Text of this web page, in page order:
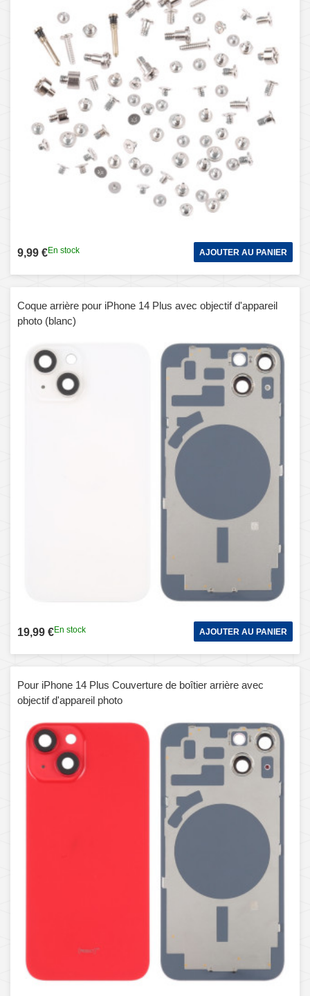
9,99 €En stock AJOUTER AU PANIER
Coque arrière pour iPhone 14 Plus avec objectif d'appareil
photo (blanc)
19,99 €En stock AJOUTER AU PANIER
Pour iPhone 14 Plus Couverture de boîtier arrière avec
objectif d'appareil photo